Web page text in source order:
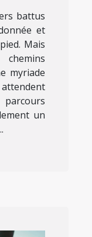
battus
et
Mais
myriade
un